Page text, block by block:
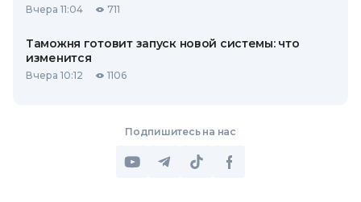
Вчера 11:04 711
Таможня готовит запуск новой системы: что
изменится
Вчера 10:12 1106
Подпишитесь на нас